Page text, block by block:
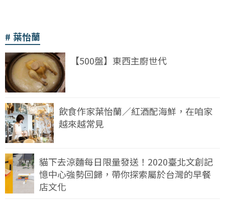
葉怡蘭
【500盤】東西主廚世代
飲食作家葉怡蘭／紅酒配海鮮，在咱家
越來越常見
貓下去涼麵每日限量發送！2020臺北文創記
憶中心強勢回歸，帶你探索屬於台灣的早餐
店文化